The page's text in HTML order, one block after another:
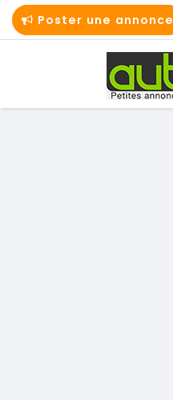
Poster une annonce